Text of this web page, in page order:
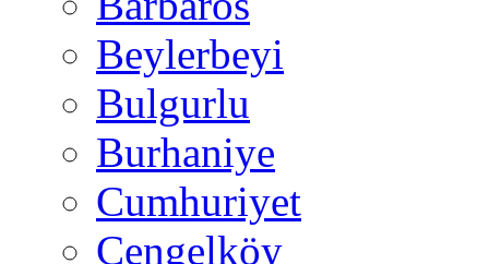
Beylerbeyi
Bulgurlu
Burhaniye
Cumhuriyet
Çengelköy